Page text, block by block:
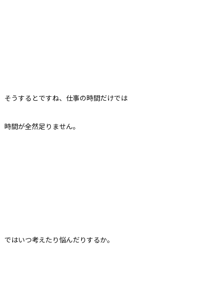
そうするとですね、仕事の時間だけでは
時間が全然足りません。
ではいつ考えたり悩んだりするか。